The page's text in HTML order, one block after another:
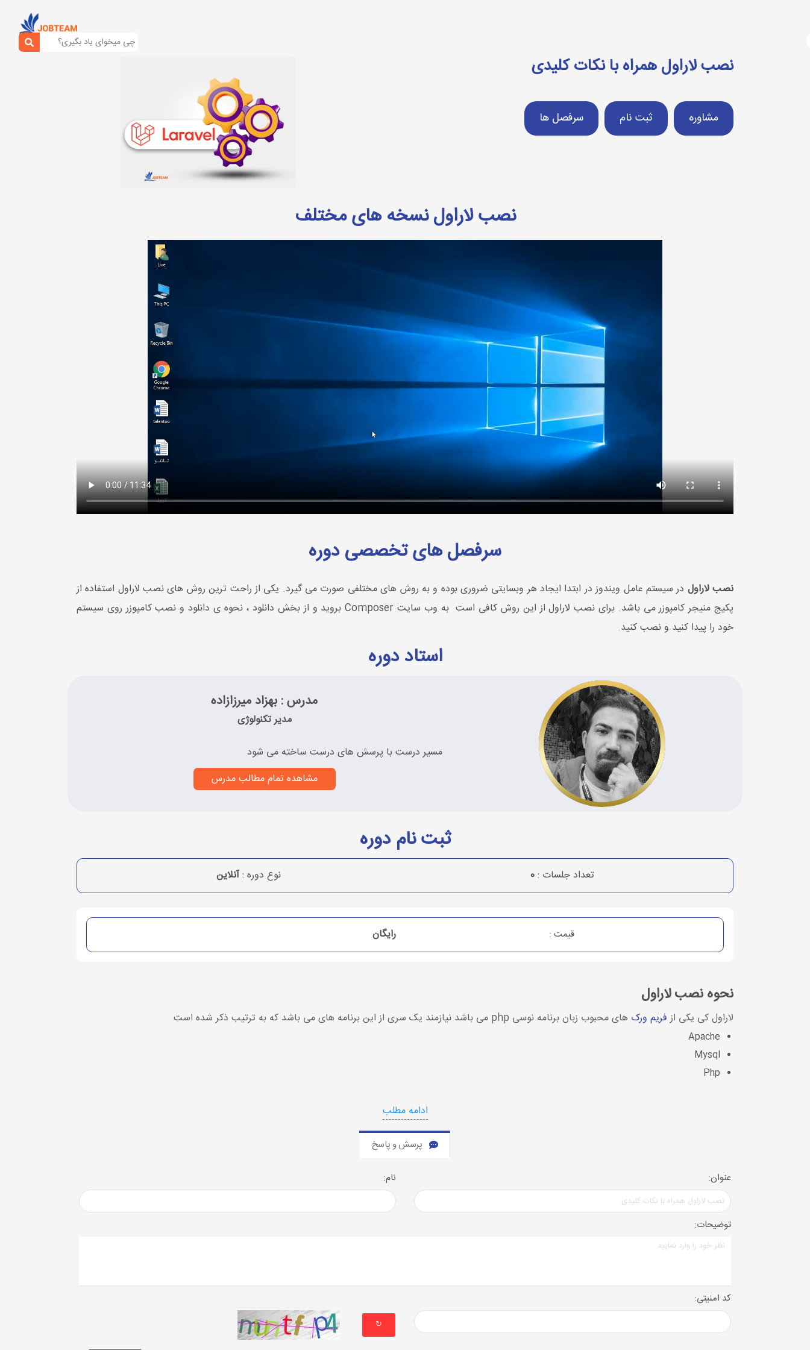
نصب لاراول همراه با نکات کلیدی
مشاوره ثبت نام سرفصل ها
نصب لاراول نسخه های مختلف
سرفصل های تخصصی دوره
نصب لاراول در سیستم عامل ویندوز در ابتدا ایجاد هر وبسایتی ضروری بوده و به روش های مختلفی صورت می گیرد. یکی از راحت ترین روش های نصب لاراول استفاده از
پکیج منیجر کامپوزر می باشد. برای نصب لاراول از این روش کافی است به وب سایت Composer بروید و از بخش دانلود ، نحوه ی دانلود و نصب کامپوزر روی سیستم
خود را پیدا کنید و نصب کنید.
استاد دوره
مدرس : بهزاد میرزازاده
مدیر تکنولوژی
مسیر درست با پرسش های درست ساخته می شود
مشاهده تمام مطالب مدرس
ثبت نام دوره
تعداد جلسات :0 نوع دوره :آنلاین
قیمت : رایگان
نحوه نصب لاراول
لاراول کی یکی ازفریم ورک های محبوب زبان برنامه نوسی php می باشد نیازمند یک سری از این برنامه های می باشد که به ترتیب ذکر شده است
Apache
Mysql
Php
مورد نیاز برای اجرای این برنامه ها می باشد. پس از نصب این برنامه باید چک کنید که نیازمندی های اجرای
Ctype PHP Extension
JSON PHP Extension
Mbstring PHP Extension
OpenSSL PHP Extension
PDO PHP Extension
XML PHP Extension
برای نصب وطراحی سایت لاراولو همچنین پکیج های php بهتر است از composerاستفاده کنید این نرم افزار را دانلود و نصب کنید سپس در مسیری که می خواهید
لاراول دانلود و آماده استفاده شود کد ذیل را وارد کنید
ادامه مطلب
پرسش و پاسخ
عنوان: نام:
توضیحات:
کد امنیتی:
↻